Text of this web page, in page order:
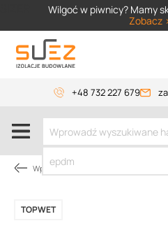
Wilgoć w piwnicy? Mamy
Zobacz
+48 732 227 679
Wpusty i akcesoria
TOPWET